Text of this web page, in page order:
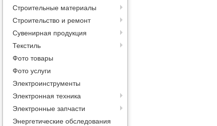
Строительные материалы
Строительство и ремонт
Сувенирная продукция
Текстиль
Фото товары
Фото услуги
Электроинструменты
Электронная техника
Электронные запчасти
Энергетические обследования